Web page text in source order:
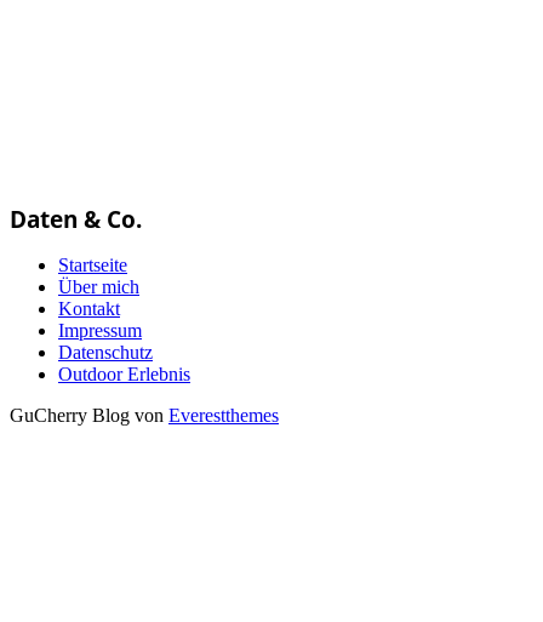
Daten & Co.
Startseite
Über mich
Kontakt
Impressum
Datenschutz
Outdoor Erlebnis
GuCherry Blog von Everestthemes